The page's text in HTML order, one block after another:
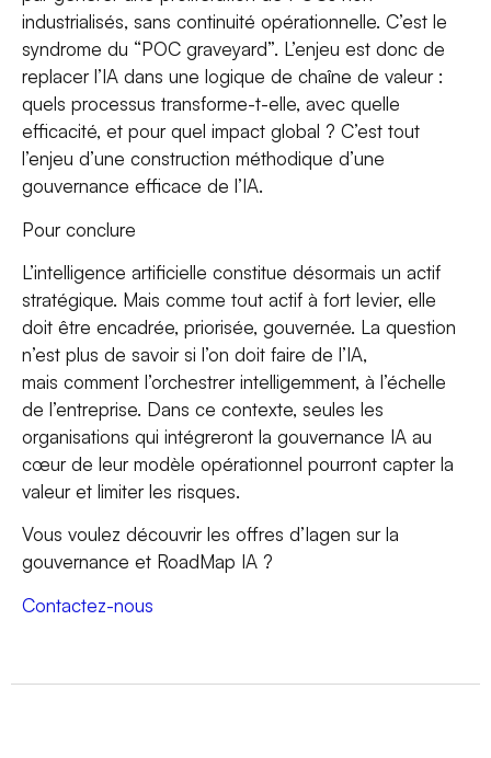
industrialisés, sans continuité opérationnelle. C’est le
syndrome du “POC graveyard”. L’enjeu est donc de
replacer l’IA dans une logique de chaîne de valeur :
quels processus transforme-t-elle, avec quelle
efficacité, et pour quel impact global ? C’est tout
l’enjeu d’une construction méthodique d’une
gouvernance efficace de l’IA.
Pour conclure
L’intelligence artificielle constitue désormais un actif
stratégique. Mais comme tout actif à fort levier, elle
doit être encadrée, priorisée, gouvernée. La question
n’est plus de savoir si l’on doit faire de l’IA,
mais comment l’orchestrer intelligemment, à l’échelle
de l’entreprise. Dans ce contexte, seules les
organisations qui intégreront la gouvernance IA au
cœur de leur modèle opérationnel pourront capter la
valeur et limiter les risques.
Vous voulez découvrir les offres d’Iagen sur la
gouvernance et RoadMap IA ?
Contactez-nous